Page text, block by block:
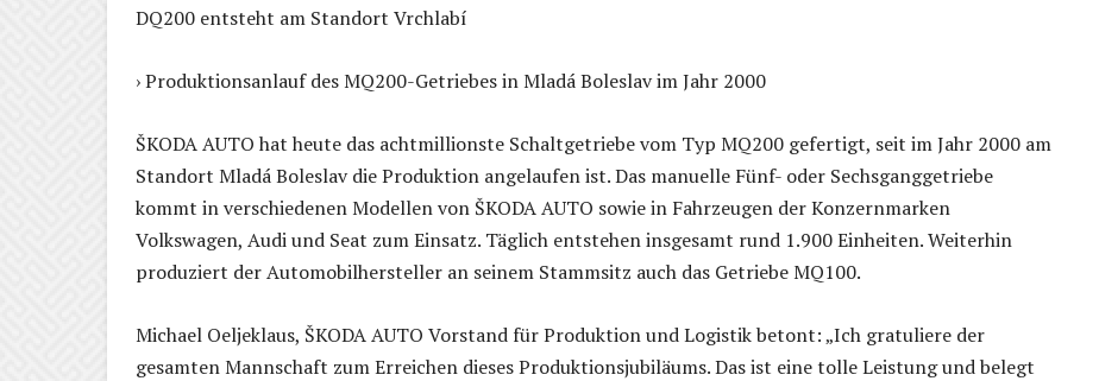
DQ200 entsteht am Standort Vrchlabí
› Produktionsanlauf des MQ200-Getriebes in Mladá Boleslav im Jahr 2000
ŠKODA AUTO hat heute das achtmillionste Schaltgetriebe vom Typ MQ200 gefertigt, seit im Jahr 2000 am
Standort Mladá Boleslav die Produktion angelaufen ist. Das manuelle Fünf- oder Sechsganggetriebe
kommt in verschiedenen Modellen von ŠKODA AUTO sowie in Fahrzeugen der Konzernmarken
Volkswagen, Audi und Seat zum Einsatz. Täglich entstehen insgesamt rund 1.900 Einheiten. Weiterhin
produziert der Automobilhersteller an seinem Stammsitz auch das Getriebe MQ100.
Michael Oeljeklaus, ŠKODA AUTO Vorstand für Produktion und Logistik betont: „Ich gratuliere der
gesamten Mannschaft zum Erreichen dieses Produktionsjubiläums. Das ist eine tolle Leistung und belegt